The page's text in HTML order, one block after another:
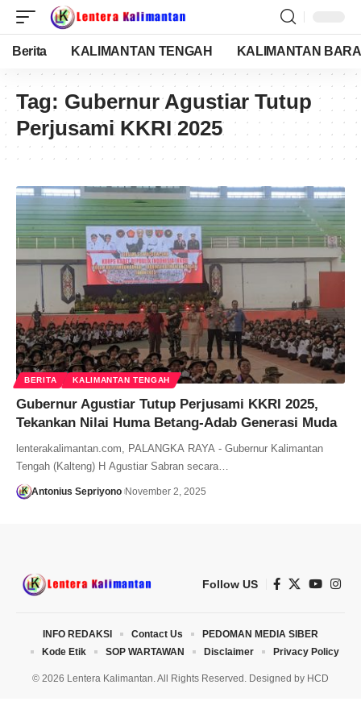
Berita KALIMANTAN TENGAH KALIMANTAN
Tag: Gubernur Agustiar Tutup
Perjusami KKRI 2025
BERITA KALIMANTAN TENGAH
Gubernur Agustiar Tutup Perjusami KKRI 2025,
Tekankan Nilai Huma Betang-Adab Generasi Muda
lenterakalimantan.com, PALANGKA RAYA - Gubernur Kalimantan
Tengah (Kalteng) H Agustiar Sabran secara…
Antonius Sepriyono November 2, 2025
Follow US
© 2026 Lentera Kalimantan. All Rights Reserved. Designed by HCD
INFO REDAKSI Contact Us
PEDOMAN MEDIA SIBER
Kode Etik
SOP WARTAWAN Disclaimer Privacy Policy